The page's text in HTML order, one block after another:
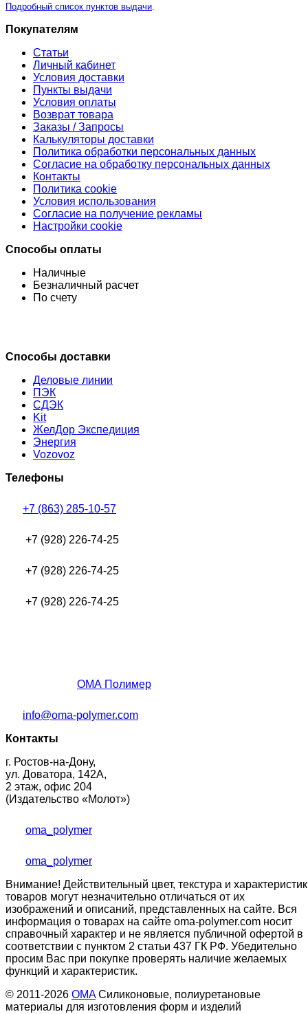
Подробный список пунктов выдачи
Покупателям
Статьи
Личный кабинет
Условия доставки
Пункты выдачи
Условия оплаты
Возврат товара
Заказы / Запросы
Калькуляторы доставки
Политика обработки персональных данных
Согласие на обработку персональных данных
Контакты
Политика cookie
Условия использования
Согласие на получение рекламы
Настройки cookie
Способы оплаты
Наличные
Безналичный расчет
По счету
Способы доставки
Деловые линии
ПЭК
СДЭК
Kit
ЖелДор Экспедиция
Энергия
Vozovoz
Телефоны
+7 (863) 285-10-57
+7 (928) 226-74-25
+7 (928) 226-74-25
+7 (928) 226-74-25
ОМА Полимер
info@oma-polymer.com
Контакты
г. Ростов-на-Дону,
ул. Доватора, 142А,
2 этаж, офис 204
(Издательство «Молот»)
oma_polymer
oma_polymer
Внимание! Действительный цвет, текстура и
товаров могут незначительно отличаться от их
изображений и описаний, представленных на сайте. Вся
информация о товарах на сайте oma-polymer.com носит
справочный характер и не является публичной офертой в
соответствии с пунктом 2 статьи 437 ГК РФ. Убедительно
просим Вас при покупке проверять наличие желаемых
функций и характеристик.
© 2011-2026 OMAСиликоновые, полиуретановые
материалы для изготовления форм и изделий